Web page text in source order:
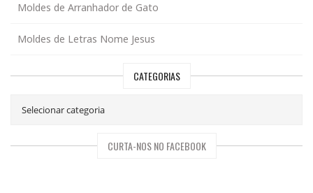
Moldes de Arranhador de Gato
Moldes de Letras Nome Jesus
CATEGORIAS
CURTA-NOS NO FACEBOOK